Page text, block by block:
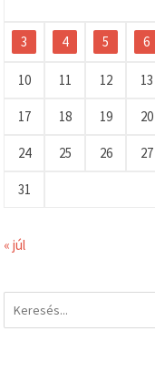
3 4 5 6
10 11 12 13
17 18 19 20
24 25 26 27
31
« júl